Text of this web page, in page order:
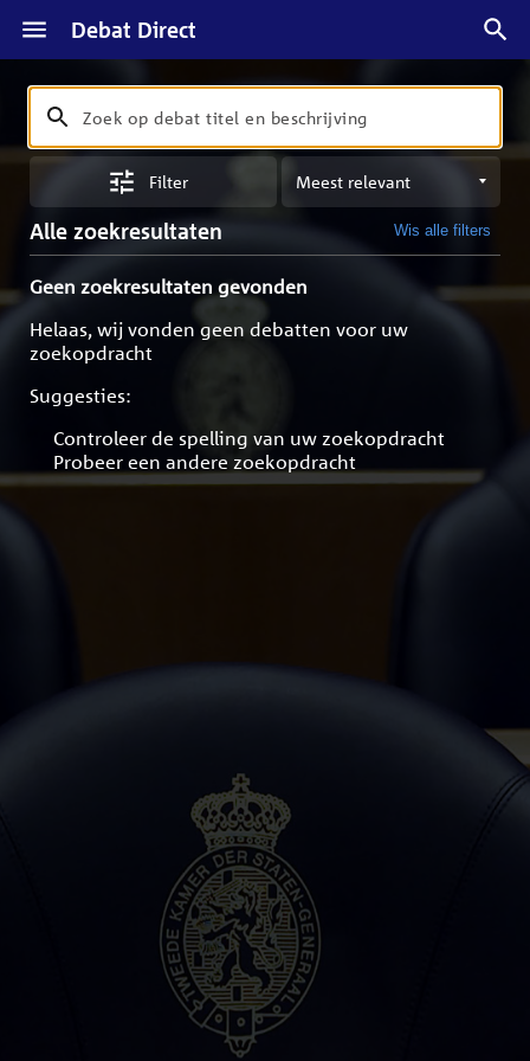
Debat Direct
Zoeken
Zoek
op
en
beschrijving
Filter
Sorteren
op
meest
Alle zoekresultaten Wis alle filters
Geen zoekresultaten gevonden
Helaas, wij vonden geen debatten voor uw
zoekopdracht
Suggesties:
Controleer de spelling van uw zoekopdracht
Probeer een andere zoekopdracht